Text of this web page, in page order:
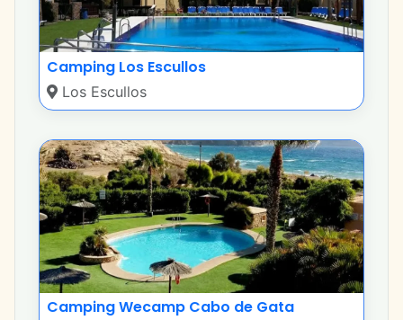
Camping Los Escullos
Los Escullos
Camping Wecamp Cabo de Gata